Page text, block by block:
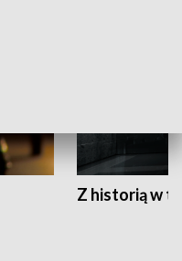
Z historią w